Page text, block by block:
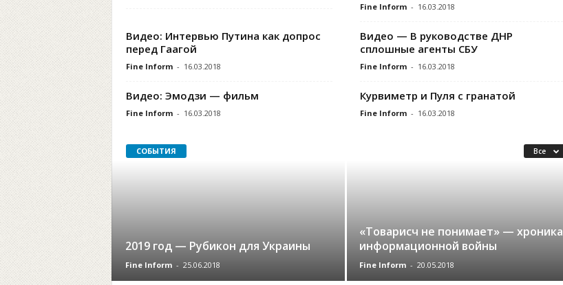
Fine Inform - 16.03.2018
Видео: Интервью Путина как допрос
перед Гаагой
Fine Inform - 16.03.2018
Видео — В руководстве ДНР
сплошные агенты СБУ
Fine Inform - 16.03.2018
Видео: Эмодзи — фильм
Fine Inform - 16.03.2018
Курвиметр и Пуля с гранатой
Fine Inform - 16.03.2018
СОБЫТИЯ Все
2019 год — Рубикон для Украины
Fine Inform - 25.06.2018
«Товарисч не понимает» — хроника
информационной войны
Fine Inform - 20.05.2018